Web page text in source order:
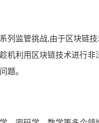
列监管挑战,由于区块链
机利用区块链技术进行
题。